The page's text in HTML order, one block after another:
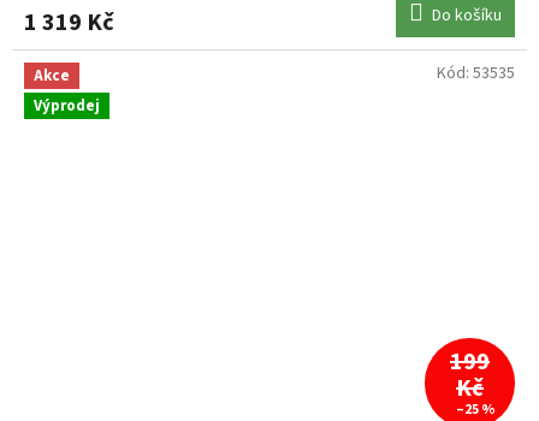
1 319 Kč Do košíku
Akce
Výprodej
199
Kč
–25 %
Kód: 53535